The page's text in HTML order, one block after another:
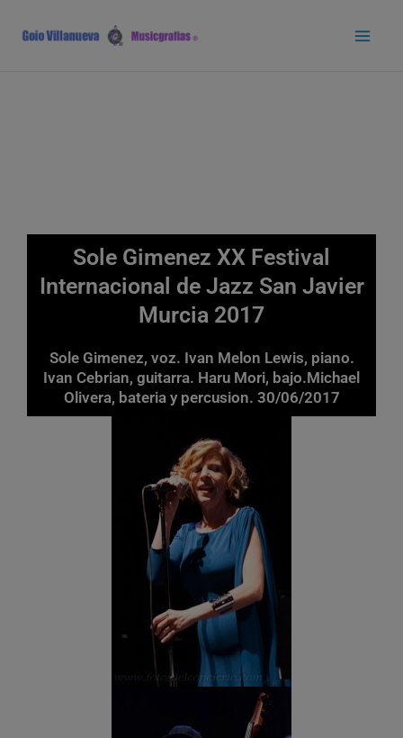
contenido
Sole Gimenez XX Festival
Internacional de Jazz San Javier
Murcia 2017
Sole Gimenez, voz. Ivan Melon Lewis, piano.
Ivan Cebrian, guitarra. Haru Mori, bajo.Michael
Olivera, bateria y percusion. 30/06/2017